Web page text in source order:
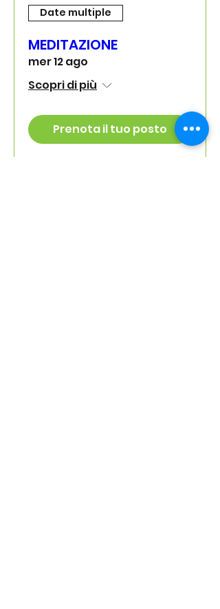
Date multiple
MEDITAZIONE
mer 12 ago
Scopri di più
Prenota il tuo posto